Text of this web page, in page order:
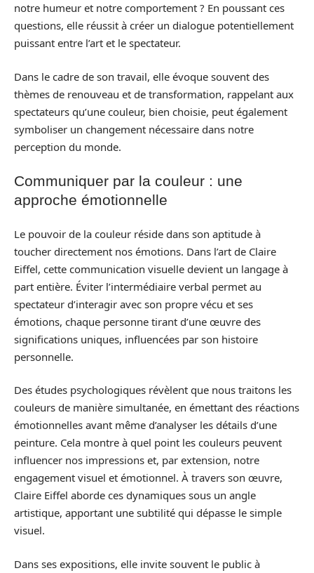
notre humeur et notre comportement ? En poussant ces
questions, elle réussit à créer un dialogue potentiellement
puissant entre l’art et le spectateur.
Dans le cadre de son travail, elle évoque souvent des
thèmes de renouveau et de transformation, rappelant aux
spectateurs qu’une couleur, bien choisie, peut également
symboliser un changement nécessaire dans notre
perception du monde.
Communiquer par la couleur : une
approche émotionnelle
Le pouvoir de la couleur réside dans son aptitude à
toucher directement nos émotions. Dans l’art de Claire
Eiffel, cette communication visuelle devient un langage à
part entière. Éviter l’intermédiaire verbal permet au
spectateur d’interagir avec son propre vécu et ses
émotions, chaque personne tirant d’une œuvre des
significations uniques, influencées par son histoire
personnelle.
Des études psychologiques révèlent que nous traitons les
couleurs de manière simultanée, en émettant des réactions
émotionnelles avant même d’analyser les détails d’une
peinture. Cela montre à quel point les couleurs peuvent
influencer nos impressions et, par extension, notre
engagement visuel et émotionnel. À travers son œuvre,
Claire Eiffel aborde ces dynamiques sous un angle
artistique, apportant une subtilité qui dépasse le simple
visuel.
Dans ses expositions, elle invite souvent le public à